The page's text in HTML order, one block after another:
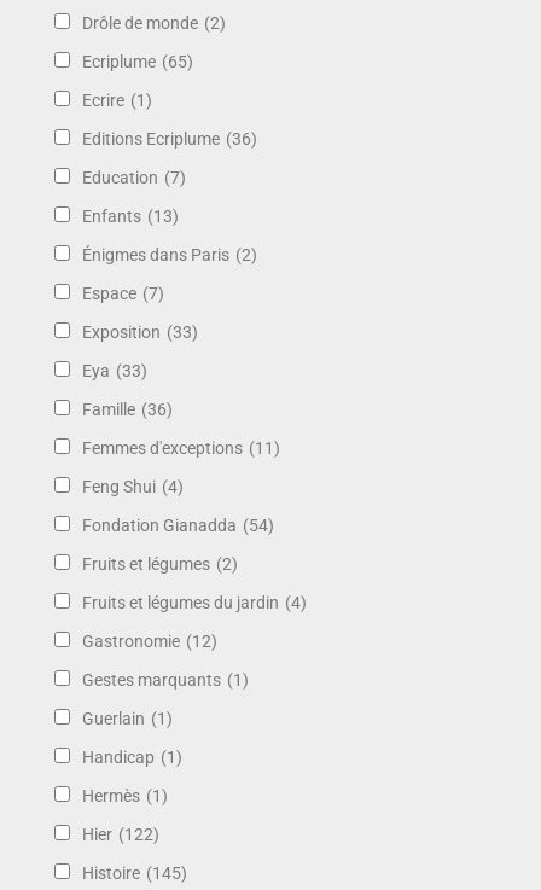
Drôle de monde (2)
Ecriplume (65)
Ecrire (1)
Editions Ecriplume (36)
Education (7)
Enfants (13)
Énigmes dans Paris (2)
Espace (7)
Exposition (33)
Eya (33)
Famille (36)
Femmes d'exceptions (11)
Feng Shui (4)
Fondation Gianadda (54)
Fruits et légumes (2)
Fruits et légumes du jardin (4)
Gastronomie (12)
Gestes marquants (1)
Guerlain (1)
Handicap (1)
Hermès (1)
Hier (122)
Histoire (145)